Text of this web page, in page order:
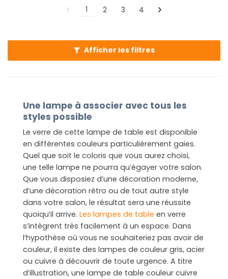
1 2 3 4
Afficher les filtres
Une lampe à associer avec tous les
styles possible
Le verre de cette lampe de table est disponible
en différentes couleurs particulièrement gaies.
Quel que soit le coloris que vous aurez choisi,
une telle lampe ne pourra qu’égayer votre salon.
Que vous disposiez d’une décoration moderne,
d’une décoration rétro ou de tout autre style
dans votre salon, le résultat sera une réussite
quoiqu’il arrive. Les lampes de table en verre
s’intègrent très facilement à un espace. Dans
l’hypothèse où vous ne souhaiteriez pas avoir de
couleur, il existe des lampes de couleur gris, acier
ou cuivre à découvrir de toute urgence. A titre
d’illustration, une lampe de table couleur cuivre